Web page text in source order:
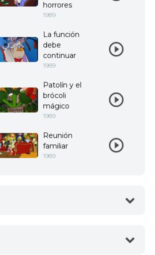
horrores
1989
La función
debe
continuar
1989
Patolín y el
brócoli
mágico
1989
Reunión
familiar
1989